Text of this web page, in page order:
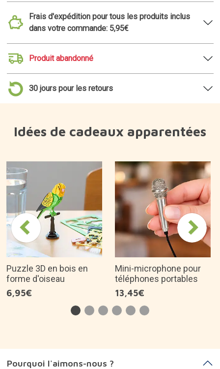
Frais d'expédition pour tous les produits inclus
dans votre commande: 5,95€
Produit abandonné
30 jours pour les retours
Idées de cadeaux apparentées
Puzzle 3D en bois en
forme d'oiseau
6,95€
Mini-microphone pour
téléphones portables
13,45€
Pourquoi l'aimons-nous ?